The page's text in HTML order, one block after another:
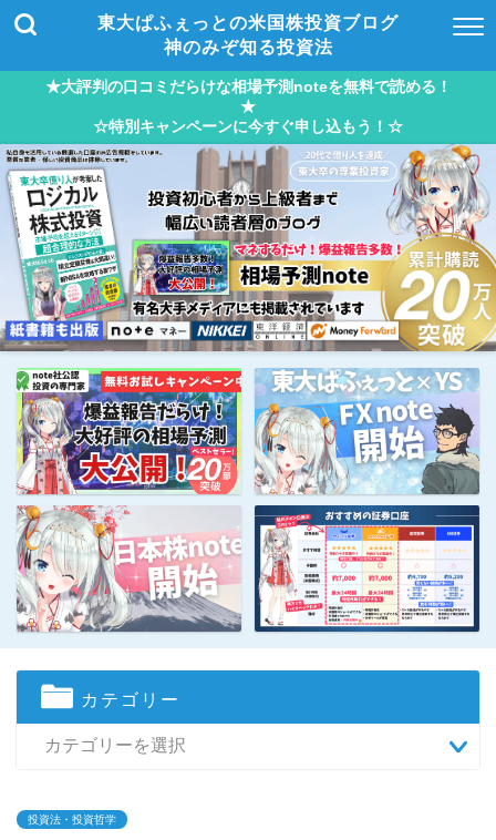
東大ぱふぇっとの米国株投資ブログ
神のみぞ知る投資法
★大評判の口コミだらけな相場予測noteを無料で読める！
★
☆特別キャンペーンに今すぐ申し込もう！☆
カテゴリー
投資法・投資哲学